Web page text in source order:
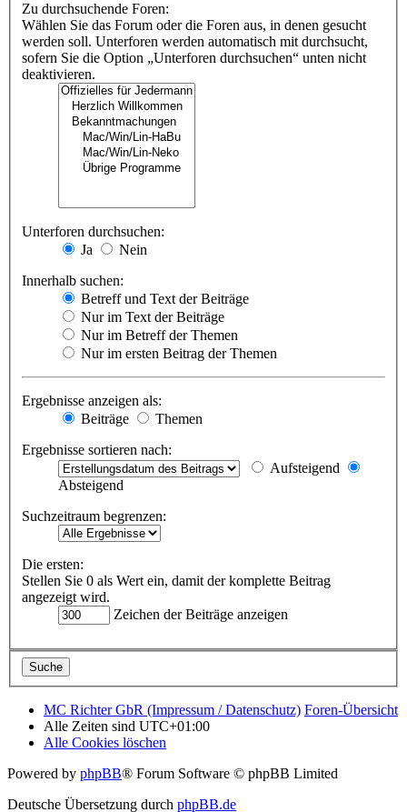
Zu durchsuchende Foren:
Wählen Sie das Forum oder die Foren aus, in denen gesucht
werden soll. Unterforen werden automatisch mit durchsucht,
sofern Sie die Option „Unterforen durchsuchen“ unten nicht
deaktivieren.
Unterforen durchsuchen:
Ja
Nein
Innerhalb suchen:
Betreff und Text der Beiträge
Nur im Text der Beiträge
Nur im Betreff der Themen
Nur im ersten Beitrag der Themen
Ergebnisse anzeigen als:
Beiträge
Themen
Ergebnisse sortieren nach:
Aufsteigend
Absteigend
Suchzeitraum begrenzen:
Die ersten:
Stellen Sie 0 als Wert ein, damit der komplette Beitrag
angezeigt wird.
Zeichen der Beiträge anzeigen
MC Richter GbR (Impressum / Datenschutz) Foren-Übersicht
Alle Zeiten sind UTC+01:00
Alle Cookies löschen
Powered by phpBB® Forum Software © phpBB Limited
Deutsche Übersetzung durch phpBB.de